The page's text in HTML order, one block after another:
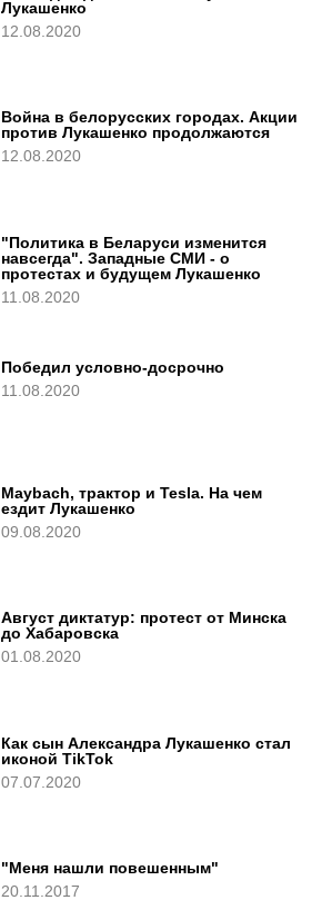
Лукашенко
12.08.2020
Война в белорусских городах. Акции
против Лукашенко продолжаются
12.08.2020
"Политика в Беларуси изменится
навсегда". Западные СМИ - о
протестах и будущем Лукашенко
11.08.2020
Победил условно-досрочно
11.08.2020
Maybach, трактор и Tesla. На чем
ездит Лукашенко
09.08.2020
Август диктатур: протест от Минска
до Хабаровска
01.08.2020
Как сын Александра Лукашенко стал
иконой TikTok
07.07.2020
"Меня нашли повешенным"
20.11.2017